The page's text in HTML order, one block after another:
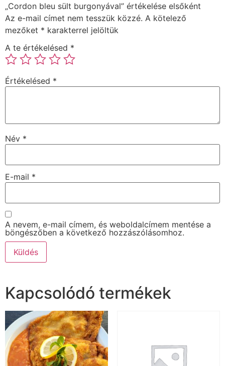
„Cordon bleu sült burgonyával” értékelése elsőként
Az e-mail címet nem tesszük közzé. A kötelező
mezőket * karakterrel jelöltük
A te értékelésed *
Értékelésed *
Név *
E-mail *
A nevem, e-mail címem, és weboldalcímem mentése a
böngészőben a következő hozzászólásomhoz.
Kapcsolódó termékek